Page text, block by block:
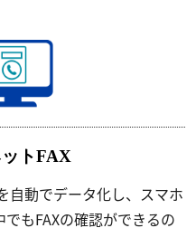
トFAX
自動でデータ化し、スマホ
もFAXの確認ができるの